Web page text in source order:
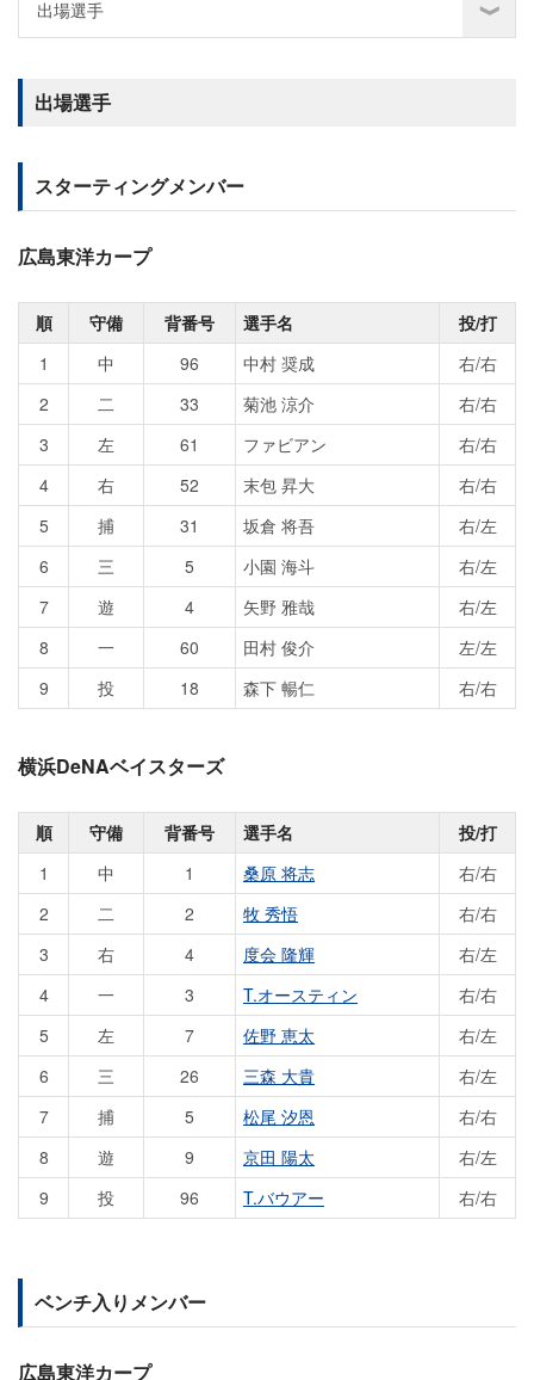
出場選手
スターティングメンバー
広島東洋カープ
順 守備 背番号 選手名
投/打
1
中 96 中村 奨成
右/右
2
二 33 菊池 涼介
右/右
3
左 61 ファビアン
右/右
4
右 52 末包 昇大
右/右
5
捕 31 坂倉 将吾
右/左
6
三 5 小園 海斗
右/左
7
遊 4 矢野 雅哉
右/左
8
一 60 田村 俊介
左/左
9
投 18 森下 暢仁 右/右
横浜DeNAベイスターズ
順 守備 背番号 選手名
投/打
1
中 1 桑原 将志
右/右
2
二 2 牧 秀悟
右/右
3
右 4 度会 隆輝
右/左
4
一 3 T.オースティン
右/右
5
左 7 佐野 恵太
右/左
6
三 26 三森 大貴
右/左
7
捕 5 松尾 汐恩
右/右
8
遊 9 京田 陽太
右/左
9
投 96 T.バウアー 右/右
ベンチ入りメンバー
広島東洋カープ